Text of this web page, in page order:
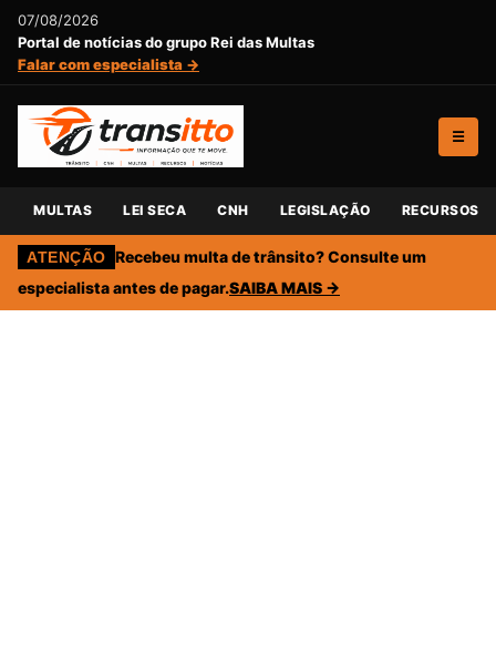
07/08/2026
Portal de notícias do grupo Rei das Multas
Falar com especialista →
☰
MULTAS LEI SECA CNH LEGISLAÇÃO RECURSOS
ATENÇÃO Recebeu multa de trânsito? Consulte um
especialista antes de pagar.SAIBA MAIS →